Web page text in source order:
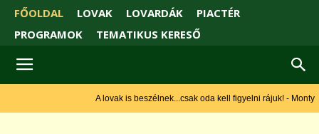
FŐOLDAL LOVAK LOVARDÁK
PIACTÉR
PROGRAMOK
TEMATIKUS KERESŐ
A lovak is beszélnek...csak oda kell figyelni rájuk! - Monty